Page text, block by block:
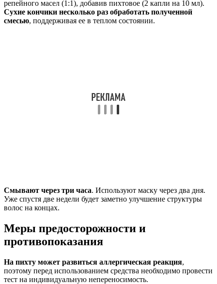
репейного масел (1:1), добавив пихтовое (2 капли на 10 мл).
Сухие кончики несколько раз обработать полученной
смесью, поддерживая ее в теплом состоянии.
Смывают через три часа. Используют маску через два дня.
Уже спустя две недели будет заметно улучшение структуры
волос на концах.
Меры предосторожности и
противопоказания
На пихту может развиться аллергическая реакция,
поэтому перед использованием средства необходимо провести
тест на индивидуальную непереносимость.